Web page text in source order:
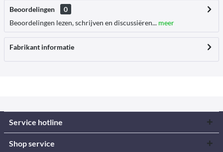
Beoordelingen
0
Beoordelingen lezen, schrijven en discussiëren... meer
Fabrikant informatie
Service hotline
Shop service